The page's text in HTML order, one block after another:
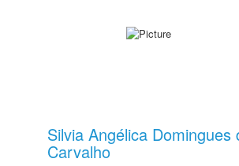
Silvia Angélica Domingues
Carvalho